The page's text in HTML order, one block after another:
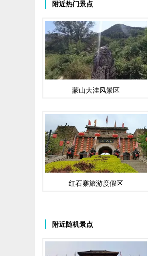
附近热门景点
蒙山大洼风景区
红石寨旅游度假区
附近随机景点